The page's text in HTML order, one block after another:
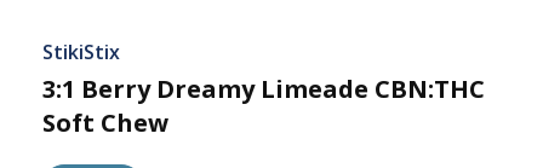
StikiStix
3:1 Berry Dreamy Limeade CBN:THC
Soft Chew